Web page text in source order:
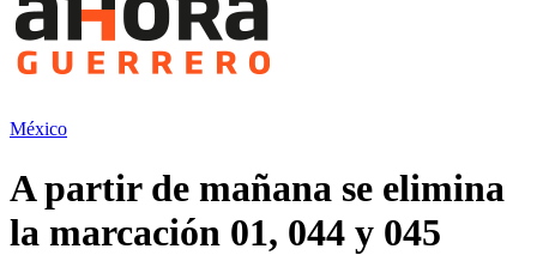
México
A partir de mañana se elimina
la marcación 01, 044 y 045